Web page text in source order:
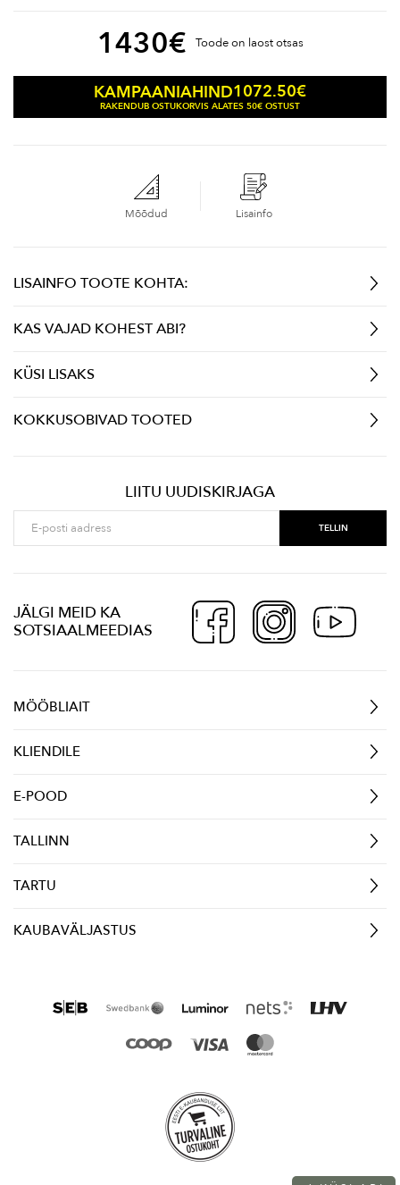
1430€ Toode on laost otsas
KAMPAANIAHIND1072.50€
RAKENDUB OSTUKORVIS ALATES 50€ OSTUST
Mõõdud Lisainfo
LISAINFO TOOTE KOHTA:
KAS VAJAD KOHEST ABI?
KÜSI LISAKS
KOKKUSOBIVAD TOOTED
LIITU UUDISKIRJAGA
JÄLGI MEID KA
SOTSIAALMEEDIAS
MÖÖBLIAIT
KLIENDILE
E-POOD
TALLINN
TARTU
KAUBAVÄLJASTUS